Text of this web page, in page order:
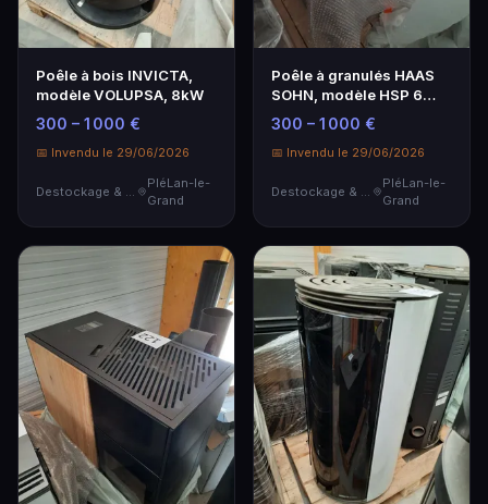
Poêle à bois INVICTA,
modèle VOLUPSA, 8kW
300 – 1 000 €
📅 Invendu le 29/06/2026
Destockage & Invendus
PléLan-le-
Grand
Poêle à granulés HAAS
SOHN, modèle HSP 6
PELLETTO II, 8kW
300 – 1 000 €
📅 Invendu le 29/06/2026
Destockage & Invendus
PléLan-le-
Grand